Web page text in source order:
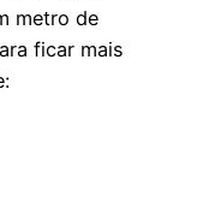
metro de
ficar mais